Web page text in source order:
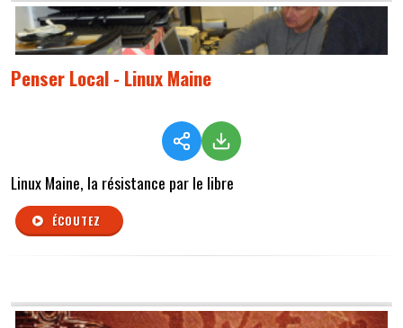
Penser Local - Linux Maine
Linux Maine, la résistance par le libre
ÉCOUTEZ